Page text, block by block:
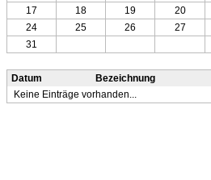
17
18 19 20
24
25 26 27
31
Datum Bezeichnung
Keine Einträge vorhanden...